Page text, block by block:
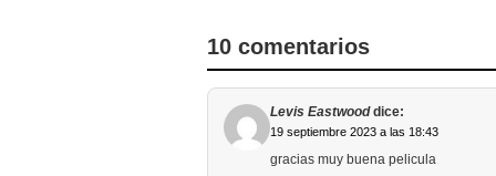
10 comentarios
Levis Eastwood dice:
19 septiembre 2023 a las 18:43
gracias muy buena pelicula